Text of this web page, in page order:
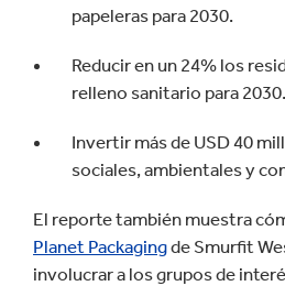
papeleras para 2030.
Reducir en un 24% los
relleno sanitario para 2030.
Invertir más de USD 40
sociales, ambientales y
El reporte también muestra
Planet Packagingde Smurfit
involucrar a los grupos de